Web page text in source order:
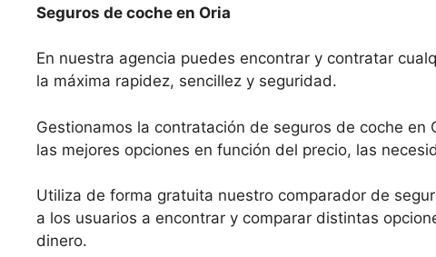
Seguros de coche en Oria
En nuestra agencia puedes encontrar y contratar
la máxima rapidez, sencillez y seguridad.
Gestionamos la contratación de seguros de coche
las mejores opciones en función del precio, las
Utiliza de forma gratuita nuestro comparador de
a los usuarios a encontrar y comparar distintas
dinero.